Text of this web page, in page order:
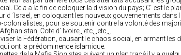
Cela a la fin de coloquer la division du pays; C´ est le
d ´Israel, en coloquant les nouveux gouvernements dans
colonialistes, pour se soutenir contre la volonté des
Cote d´ Ivoire,,,etc,,,etc,,,
la Fédération, causant le chaos social, en armant les
ont la prédominence islamique.